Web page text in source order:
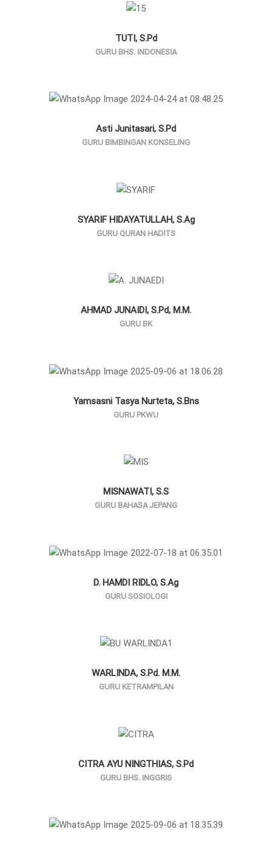
TUTI, S.Pd
GURU BHS. INDONESIA
Asti Junitasari, S.Pd
GURU BIMBINGAN KONSELING
SYARIF HIDAYATULLAH, S.Ag
GURU QURAN HADITS
AHMAD JUNAIDI, S.Pd, M.M.
GURU BK
Yamsasni Tasya Nurteta, S.Bns
GURU PKWU
MISNAWATI, S.S
GURU BAHASA JEPANG
D. HAMDI RIDLO, S.Ag
GURU SOSIOLOGI
WARLINDA, S.Pd. M.M.
GURU KETRAMPILAN
CITRA AYU NINGTHIAS, S.Pd
GURU BHS. INGGRIS